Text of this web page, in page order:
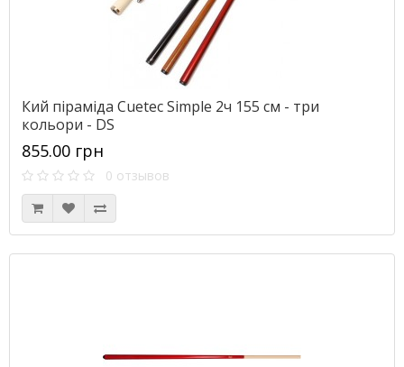
Кий піраміда Cuetec Simple 2ч 155 см - три
кольори - DS
855.00 грн
0 отзывов